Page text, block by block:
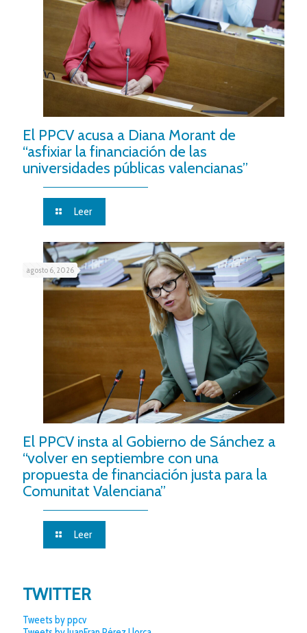
El PPCV acusa a Diana Morant de
“asfixiar la financiación de las
universidades públicas valencianas”
Leer
agosto 6, 2026
El PPCV insta al Gobierno de Sánchez a
“volver en septiembre con una
propuesta de financiación justa para la
Comunitat Valenciana”
Leer
TWITTER
Tweets by ppcv